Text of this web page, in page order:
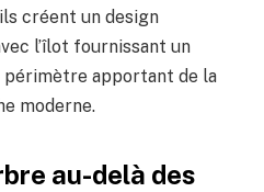
créent un design
l’îlot fournissant un
apportant de la
moderne.
au-delà des